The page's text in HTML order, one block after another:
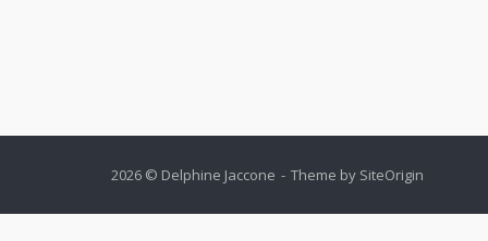
2026 © Delphine Jaccone Theme by SiteOrigin